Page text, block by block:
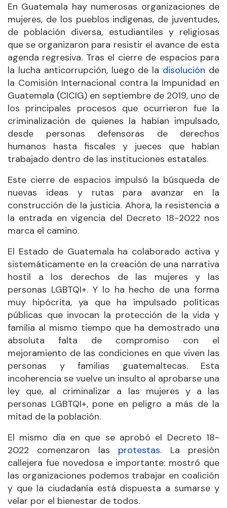
En Guatemala hay numerosas organizaciones de
mujeres, de los pueblos indígenas, de juventudes,
de población diversa, estudiantiles y religiosas
que se organizaron para resistir el avance de esta
agenda regresiva. Tras el cierre de espacios para
la lucha anticorrupción, luego de la disolución de
la Comisión Internacional contra la Impunidad en
Guatemala (CICIG) en septiembre de 2019, uno de
los principales procesos que ocurrieron fue la
criminalización de quienes la habían impulsado,
desde personas defensoras de derechos
humanos hasta fiscales y jueces que habían
trabajado dentro de las instituciones estatales.
Este cierre de espacios impulsó la búsqueda de
nuevas ideas y rutas para avanzar en la
construcción de la justicia. Ahora, la resistencia a
la entrada en vigencia del Decreto 18-2022 nos
marca el camino.
El Estado de Guatemala ha colaborado activa y
sistemáticamente en la creación de una narrativa
hostil a los derechos de las mujeres y las
personas LGBTQI+. Y lo ha hecho de una forma
muy hipócrita, ya que ha impulsado políticas
públicas que invocan la protección de la vida y
familia al mismo tiempo que ha demostrado una
absoluta falta de compromiso con el
mejoramiento de las condiciones en que viven las
personas y familias guatemaltecas. Esta
incoherencia se vuelve un insulto al aprobarse una
ley que, al criminalizar a las mujeres y a las
personas LGBTQI+, pone en peligro a más de la
mitad de la población.
El mismo día en que se aprobó el Decreto 18-
2022 comenzaron las protestas. La presión
callejera fue novedosa e importante: mostró que
las organizaciones podemos trabajar en coalición
y que la ciudadanía está dispuesta a sumarse y
velar por el bienestar de todos.